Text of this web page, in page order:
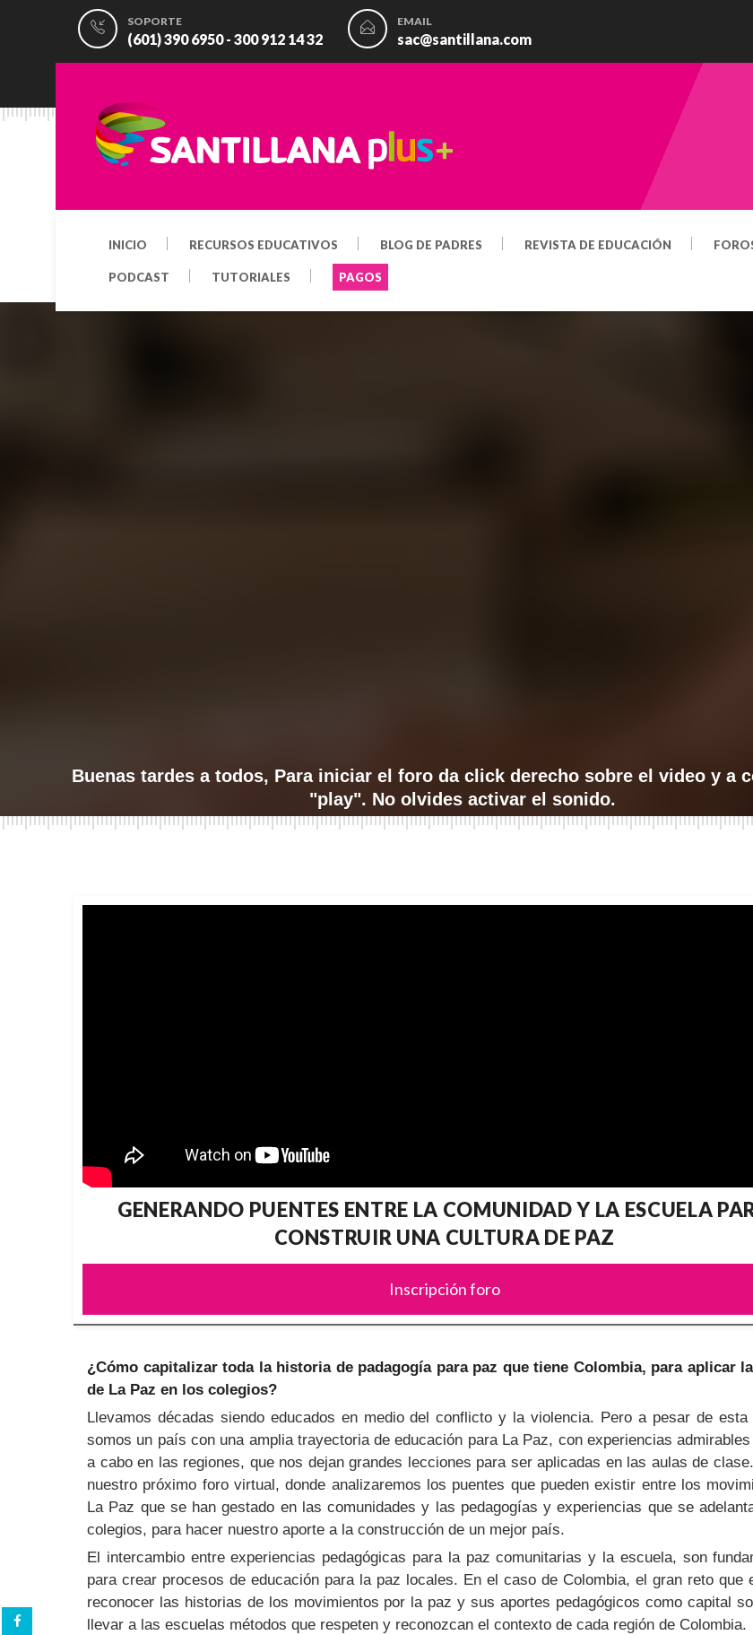
SOPORTE
(601) 390 6950 - 300 912 14 32
EMAIL
sac@santillana.com
INICIO RECURSOS EDUCATIVOS BLOG DE PADRES REVISTA DE EDUCACIÓN
PODCAST TUTORIALES PAGOS
Buenas tardes a todos, Para iniciar el foro da click derecho sobre el video y a
"play". No olvides activar el sonido.
GENERANDO PUENTES ENTRE LA COMUNIDAD Y LA ESCUELA
CONSTRUIR UNA CULTURA DE PAZ
Inscripción foro
¿Cómo capitalizar toda la historia de padagogía para paz que tiene Colombia, para aplicar
de La Paz en los colegios?
Llevamos décadas siendo educados en medio del conflicto y la violencia. Pero a pesar de esta
somos un país con una amplia trayectoria de educación para La Paz, con experiencias
a cabo en las regiones, que nos dejan grandes lecciones para ser aplicadas en las aulas de
nuestro próximo foro virtual, donde analizaremos los puentes que pueden existir entre los
La Paz que se han gestado en las comunidades y las pedagogías y experiencias que se
colegios, para hacer nuestro aporte a la construcción de un mejor país.
El intercambio entre experiencias pedagógicas para la paz comunitarias y la escuela, son
para crear procesos de educación para la paz locales. En el caso de Colombia, el gran reto que
reconocer las historias de los movimientos por la paz y sus aportes pedagógicos como capital
llevar a las escuelas métodos que respeten y reconozcan el contexto de cada región de Colombia.